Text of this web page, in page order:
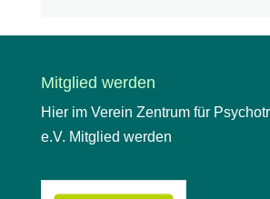
Mitglied werden
Hier im Verein Zentrum für
e.V. Mitglied werden